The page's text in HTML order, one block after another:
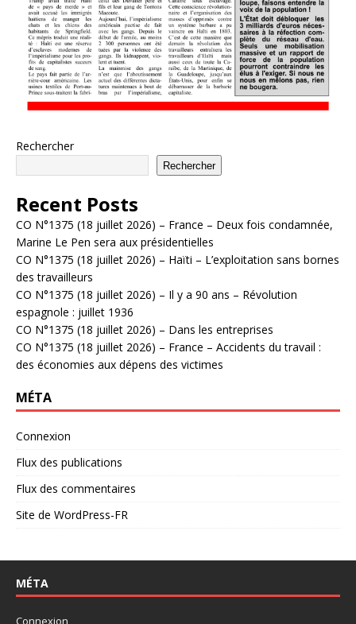
Rechercher
Rechercher
Recent Posts
CO N°1375 (18 juillet 2026) – France – Deux fois condamnée,
Marine Le Pen sera aux présidentielles
CO N°1375 (18 juillet 2026) – Haïti – L’exploitation sans bornes
des travailleurs
CO N°1375 (18 juillet 2026) – Il y a 90 ans – Révolution
espagnole : juillet 1936
CO N°1375 (18 juillet 2026) – Dans les entreprises
CO N°1375 (18 juillet 2026) – France – Accidents du travail :
des économies aux dépens des victimes
MÉTA
Connexion
Flux des publications
Flux des commentaires
Site de WordPress-FR
MÉTA
Connexion